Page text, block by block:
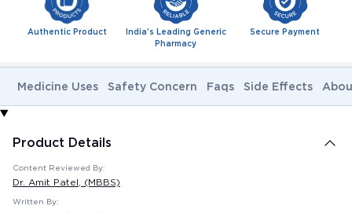
Authentic Product
India's Leading Generic
Pharmacy
Secure Payment
Medicine Uses Safety Concern Faqs Side Effects
Product Details
Content Reviewed By:
Dr. Amit Patel , (MBBS)
Written By: